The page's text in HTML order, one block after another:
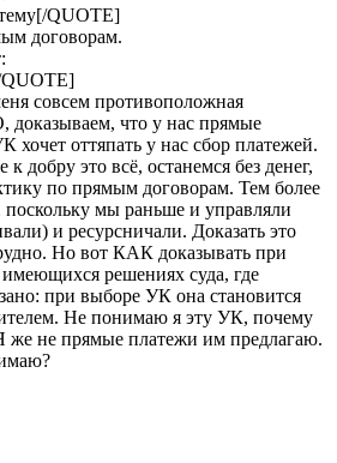
QUOTE]
договорам.
QUOTE]
совсем противоположная
что у нас прямые
хочет оттяпать у нас сбор платежей.
добру это всё, останемся без денег,
по прямым договорам. Тем более
мы раньше и управляли
и ресурсничали. Доказать это
Но вот КАК доказывать при
решениях суда, где
при выборе УК она становится
Не понимаю я эту УК, почему
же не прямые платежи им предлагаю.